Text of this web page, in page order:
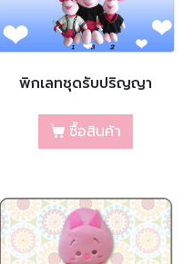
พิกเลทชุดรับปริญญา
ซื้อสินค้า